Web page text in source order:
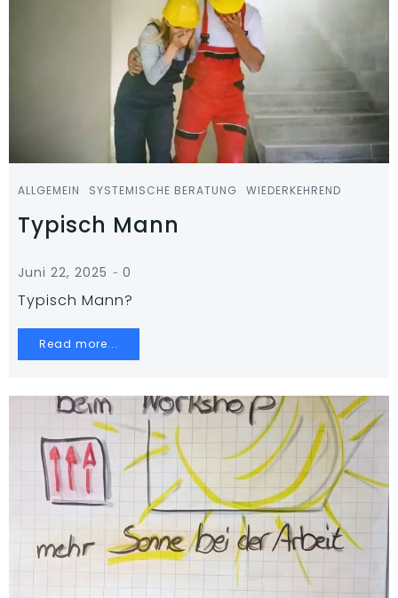
ALLGEMEIN SYSTEMISCHE BERATUNG WIEDERKEHREND
Typisch Mann
Juni 22, 2025 - 0
Typisch Mann?
Read more...